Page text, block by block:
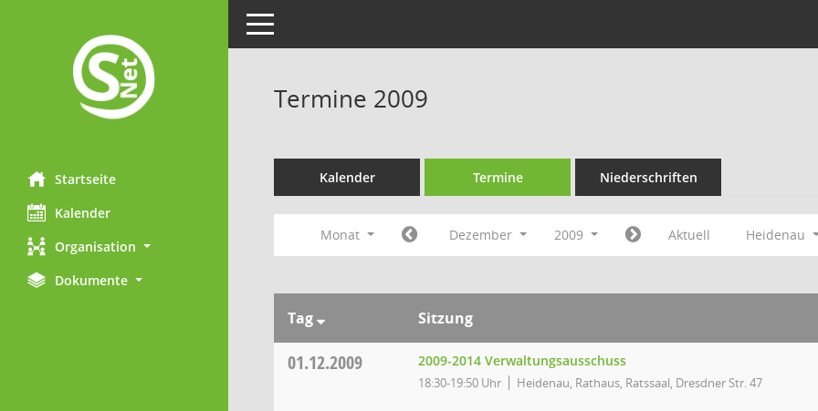
Startseite
Kalender
Organisation
Dokumente
Toggle navigation
Termine 2009
Kalender Termine Niederschriften
Monat Dezember 2009 Aktuell Heidenau
Tag Sitzung
01.12.2009 2009-2014 Verwaltungsausschuss
18:30-19:50 Uhr Heidenau, Rathaus, Ratssaal, Dresdner Str. 47